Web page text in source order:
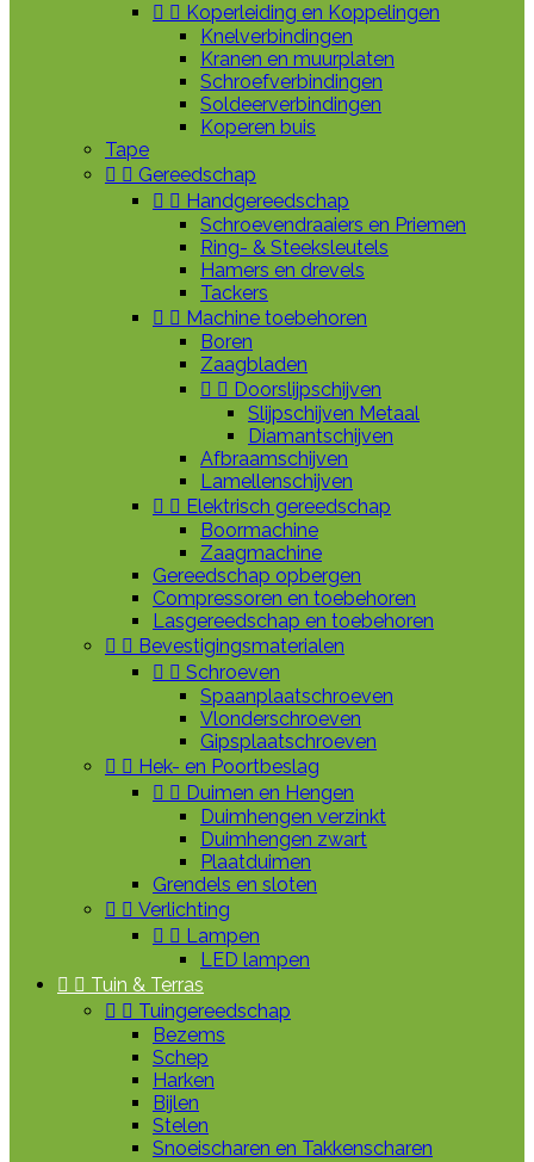
  Koperleiding en Koppelingen
Knelverbindingen
Kranen en muurplaten
Schroefverbindingen
Soldeerverbindingen
Koperen buis
Tape
  Gereedschap
  Handgereedschap
Schroevendraaiers en Priemen
Ring- & Steeksleutels
Hamers en drevels
Tackers
  Machine toebehoren
Boren
Zaagbladen
  Doorslijpschijven
Slijpschijven Metaal
Diamantschijven
Afbraamschijven
Lamellenschijven
  Elektrisch gereedschap
Boormachine
Zaagmachine
Gereedschap opbergen
Compressoren en toebehoren
Lasgereedschap en toebehoren
  Bevestigingsmaterialen
  Schroeven
Spaanplaatschroeven
Vlonderschroeven
Gipsplaatschroeven
  Hek- en Poortbeslag
  Duimen en Hengen
Duimhengen verzinkt
Duimhengen zwart
Plaatduimen
Grendels en sloten
  Verlichting
  Lampen
LED lampen
  Tuin & Terras
  Tuingereedschap
Bezems
Schep
Harken
Bijlen
Stelen
Snoeischaren en Takkenscharen